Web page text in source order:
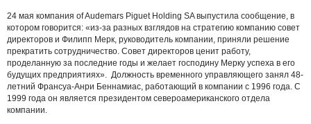
24 мая компания of Audemars Piguet Holding SA выпустила сообщение, в
котором говорится: «из-за разных взглядов на стратегию компанию совет
директоров и Филипп Мерк, руководитель компании, приняли решение
прекратить сотрудничество. Совет директоров ценит работу,
проделанную за последние годы и желает господину Мерку успеха в его
будущих предприятиях». Должность временного управляющего занял 48-
летний Франсуа-Анри Беннамиас, работающий в компании с 1996 года. С
1999 года он является президентом североамериканского отдела
компании.